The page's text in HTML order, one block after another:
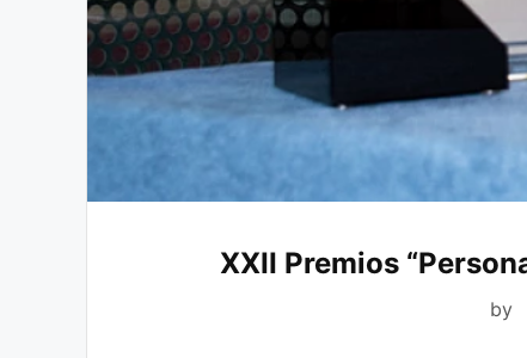
XXII Premios
by